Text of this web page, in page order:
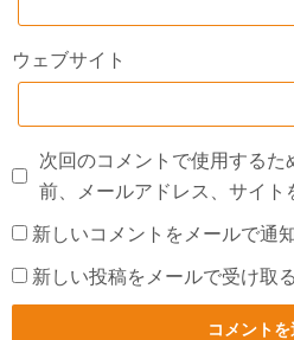
ウェブサイト
次回のコメントで使用するた
前、メールアドレス、サイト
新しいコメントをメールで通
新しい投稿をメールで受け取る